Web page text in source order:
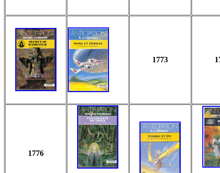
1773
1776